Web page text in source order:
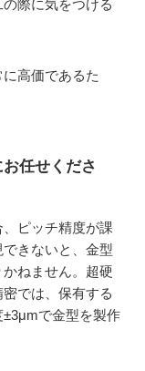
際に気をつける
高価であるた
任せくださ
、ピッチ精度が課
きないと、金型
ねません。超硬
では、保有する
で金型を製作